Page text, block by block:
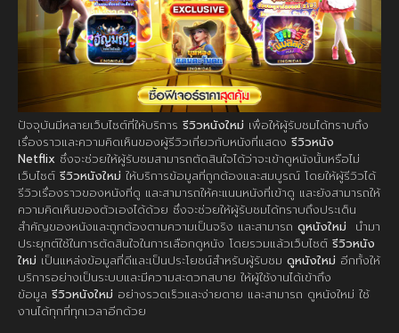
ปัจจุบันมีหลายเว็บไซต์ที่ให้บริการ รีวิวหนังใหม่ เพื่อให้ผู้รับชมได้ทราบถึง
เรื่องราวและความคิดเห็นของผู้รีวิวเกี่ยวกับหนังที่แสดง รีวิวหนัง
Netflix ซึ่งจะช่วยให้ผู้รับชมสามารถตัดสินใจได้ว่าจะเข้าดูหนังนั้นหรือไม่
เว็บไซต์ รีวิวหนังใหม่ ให้บริการข้อมูลที่ถูกต้องและสมบูรณ์ โดยให้ผู้รีวิวได้
รีวิวเรื่องราวของหนังที่ดู และสามารถให้คะแนนหนังที่เข้าดู และยังสามารถให้
ความคิดเห็นของตัวเองได้ด้วย ซึ่งจะช่วยให้ผู้รับชมได้ทราบถึงประเด็น
สำคัญของหนังและถูกต้องตามความเป็นจริง และสามารถ ดูหนังใหม่ นำมา
ประยุกต์ใช้ในการตัดสินใจในการเลือกดูหนัง โดยรวมแล้วเว็บไซต์ รีวิวหนัง
ใหม่ เป็นแหล่งข้อมูลที่ดีและเป็นประโยชน์สำหรับผู้รับชม ดูหนังใหม่ อีกทั้งให้
บริการอย่างเป็นระบบและมีความสะดวกสบาย ให้ผู้ใช้งานได้เข้าถึง
ข้อมูล รีวิวหนังใหม่ อย่างรวดเร็วและง่ายดาย และสามารถ ดูหนังใหม่ ใช้
งานได้ทุกที่ทุกเวลาอีกด้วย